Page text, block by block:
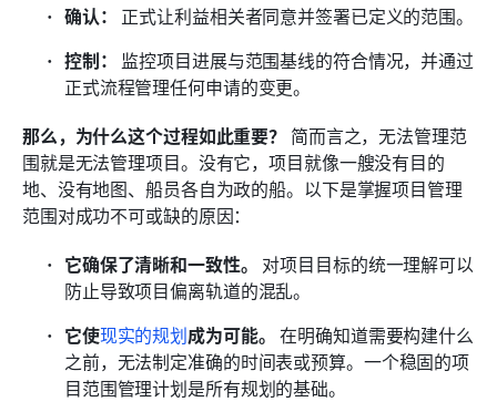
确认： 正式让利益相关者同意并签署已定义的范围。
控制：
监控项目进展与范围基线的符合情况，并通过
正式流程管理任何申请的变更。
那么，为什么这个过程如此重要？ 简而言之，无法管理范
围就是无法管理项目。没有它，项目就像一艘没有目的
地、没有地图、船员各自为政的船。以下是掌握项目管理
范围对成功不可或缺的原因：
它确保了清晰和一致性。 对项目目标的统一理解可以
防止导致项目偏离轨道的混乱。
它使现实的规划成为可能。 在明确知道需要构建什么
之前，无法制定准确的时间表或预算。一个稳固的项
目范围管理计划是所有规划的基础。